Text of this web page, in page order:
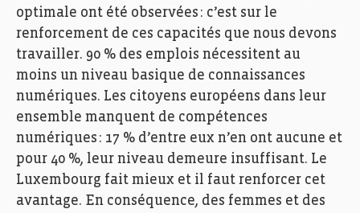
optimale ont été observées : c’est sur le
renforcement de ces capacités que nous devons
travailler. 90 % des emplois nécessitent au
moins un niveau basique de connaissances
numériques. Les citoyens européens dans leur
ensemble manquent de compétences
numériques : 17 % d’entre eux n’en ont aucune et
pour 40 %, leur niveau demeure insuffisant. Le
Luxembourg fait mieux et il faut renforcer cet
avantage. En conséquence, des femmes et des